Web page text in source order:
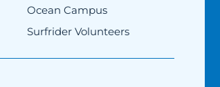
Ocean Campus
Surfrider Volunteers